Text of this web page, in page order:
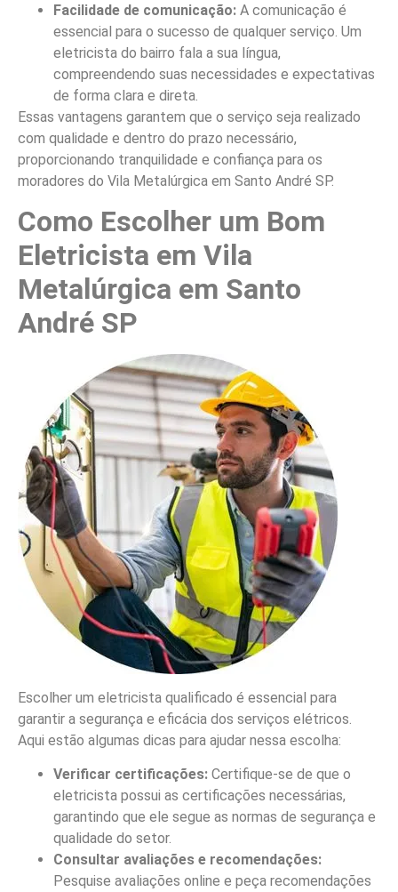
Facilidade de comunicação: A comunicação é
essencial para o sucesso de qualquer serviço. Um
eletricista do bairro fala a sua língua,
compreendendo suas necessidades e expectativas
de forma clara e direta.
Essas vantagens garantem que o serviço seja realizado
com qualidade e dentro do prazo necessário,
proporcionando tranquilidade e confiança para os
moradores do Vila Metalúrgica em Santo André SP.
Como Escolher um Bom
Eletricista em Vila
Metalúrgica em Santo
André SP
Escolher um eletricista qualificado é essencial para
garantir a segurança e eficácia dos serviços elétricos.
Aqui estão algumas dicas para ajudar nessa escolha:
Verificar certificações: Certifique-se de que o
eletricista possui as certificações necessárias,
garantindo que ele segue as normas de segurança e
qualidade do setor.
Consultar avaliações e recomendações:
Pesquise avaliações online e peça recomendações